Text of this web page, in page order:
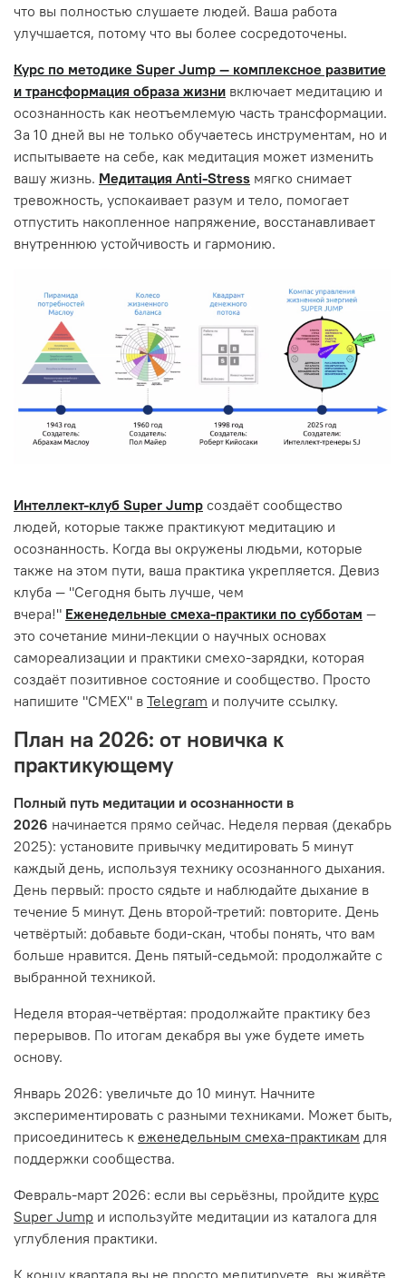
что вы полностью слушаете людей. Ваша работа
улучшается, потому что вы более сосредоточены.
Курс по методике Super Jump — комплексное развитие
и трансформация образа жизни включает медитацию и
осознанность как неотъемлемую часть трансформации.
За 10 дней вы не только обучаетесь инструментам, но и
испытываете на себе, как медитация может изменить
вашу жизнь. Медитация Anti-Stress мягко снимает
тревожность, успокаивает разум и тело, помогает
отпустить накопленное напряжение, восстанавливает
внутреннюю устойчивость и гармонию.
Интеллект-клуб Super Jump создаёт сообщество
людей, которые также практикуют медитацию и
осознанность. Когда вы окружены людьми, которые
также на этом пути, ваша практика укрепляется. Девиз
клуба — "Сегодня быть лучше, чем
вчера!" Еженедельные смеха-практики по субботам —
это сочетание мини-лекции о научных основах
самореализации и практики смехо-зарядки, которая
создаёт позитивное состояние и сообщество. Просто
напишите "СМЕХ" в Telegram и получите ссылку.
План на 2026: от новичка к
практикующему
Полный путь медитации и осознанности в
2026 начинается прямо сейчас. Неделя первая (декабрь
2025): установите привычку медитировать 5 минут
каждый день, используя технику осознанного дыхания.
День первый: просто сядьте и наблюдайте дыхание в
течение 5 минут. День второй-третий: повторите. День
четвёртый: добавьте боди-скан, чтобы понять, что вам
больше нравится. День пятый-седьмой: продолжайте с
выбранной техникой.
Неделя вторая-четвёртая: продолжайте практику без
перерывов. По итогам декабря вы уже будете иметь
основу.
Январь 2026: увеличьте до 10 минут. Начните
экспериментировать с разными техниками. Может быть,
присоединитесь к еженедельным смеха-практикам для
поддержки сообщества.
Февраль-март 2026: если вы серьёзны, пройдите курс
Super Jump и используйте медитации из каталога для
углубления практики.
К концу квартала вы не просто медитируете, вы живёте